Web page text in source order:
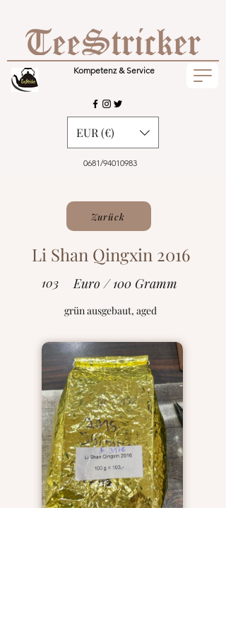
Kompetenz & Service
0681/94010983
EUR (€)
Zurück
Li Shan Qingxin 2016
103 Euro / 100 Gramm
grün ausgebaut, aged